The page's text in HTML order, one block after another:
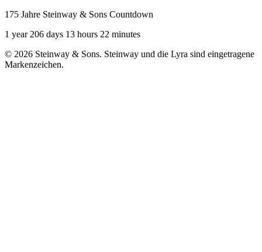
175 Jahre Steinway & Sons Countdown
1 year 206 days 13 hours 22 minutes
© 2026 Steinway & Sons. Steinway und die Lyra sind eingetragene
Markenzeichen.